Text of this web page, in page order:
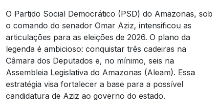
O Partido Social Democrático (PSD) do Amazonas, sob
o comando do senador Omar Aziz, intensificou as
articulações para as eleições de 2026. O plano da
legenda é ambicioso: conquistar três cadeiras na
Câmara dos Deputados e, no mínimo, seis na
Assembleia Legislativa do Amazonas (Aleam). Essa
estratégia visa fortalecer a base para a possível
candidatura de Aziz ao governo do estado.